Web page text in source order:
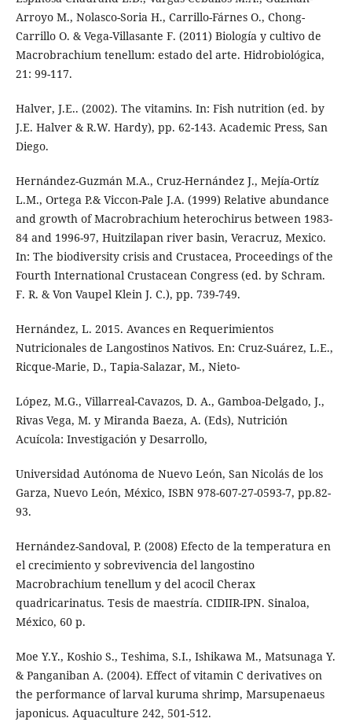
Arroyo M., Nolasco-Soria H., Carrillo-Fárnes O., Chong-
Carrillo O. & Vega-Villasante F. (2011) Biología y cultivo de
Macrobrachium tenellum: estado del arte. Hidrobiológica,
21: 99-117.
Halver, J.E.. (2002). The vitamins. In: Fish nutrition (ed. by
J.E. Halver & R.W. Hardy), pp. 62-143. Academic Press, San
Diego.
Hernández-Guzmán M.A., Cruz-Hernández J., Mejía-Ortíz
L.M., Ortega P.& Viccon-Pale J.A. (1999) Relative abundance
and growth of Macrobrachium heterochirus between 1983-
84 and 1996-97, Huitzilapan river basin, Veracruz, Mexico.
In: The biodiversity crisis and Crustacea, Proceedings of the
Fourth International Crustacean Congress (ed. by Schram.
F. R. & Von Vaupel Klein J. C.), pp. 739-749.
Hernández, L. 2015. Avances en Requerimientos
Nutricionales de Langostinos Nativos. En: Cruz-Suárez, L.E.,
Ricque-Marie, D., Tapia-Salazar, M., Nieto-
López, M.G., Villarreal-Cavazos, D. A., Gamboa-Delgado, J.,
Rivas Vega, M. y Miranda Baeza, A. (Eds), Nutrición
Acuícola: Investigación y Desarrollo,
Universidad Autónoma de Nuevo León, San Nicolás de los
Garza, Nuevo León, México, ISBN 978-607-27-0593-7, pp.82-
93.
Hernández-Sandoval, P. (2008) Efecto de la temperatura en
el crecimiento y sobrevivencia del langostino
Macrobrachium tenellum y del acocil Cherax
quadricarinatus. Tesis de maestría. CIDIIR-IPN. Sinaloa,
México, 60 p.
Moe Y.Y., Koshio S., Teshima, S.I., Ishikawa M., Matsunaga Y.
& Panganiban A. (2004). Effect of vitamin C derivatives on
the performance of larval kuruma shrimp, Marsupenaeus
japonicus. Aquaculture 242, 501-512.